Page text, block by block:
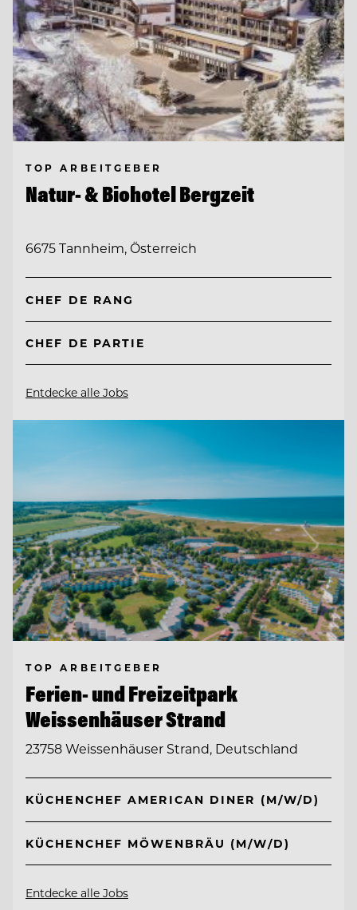
TOP ARBEITGEBER
Natur- & Biohotel Bergzeit
6675 Tannheim, Österreich
CHEF DE RANG
CHEF DE PARTIE
Entdecke alle Jobs
TOP ARBEITGEBER
Ferien- und Freizeitpark
Weissenhäuser Strand
23758 Weissenhäuser Strand, Deutschland
KÜCHENCHEF AMERICAN DINER (M/W/D)
KÜCHENCHEF MÖWENBRÄU (M/W/D)
Entdecke alle Jobs